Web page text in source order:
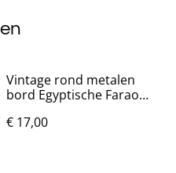
Vintage rond metalen
bord Egyptische Farao
€ 17,00